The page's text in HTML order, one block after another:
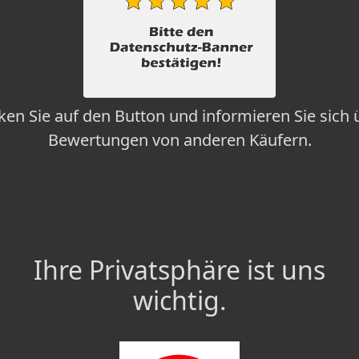
Sie auf den Button und informieren Sie sich
Bewertungen von anderen Käufern.
Ihre Privatsphäre ist uns
wichtig.